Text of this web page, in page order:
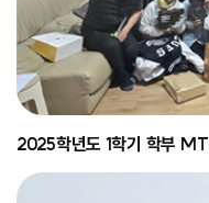
2025학년도 1학기 학부 MT